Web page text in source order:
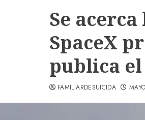
Se
SpaceX
publica
FAMILIARDESUICIDA